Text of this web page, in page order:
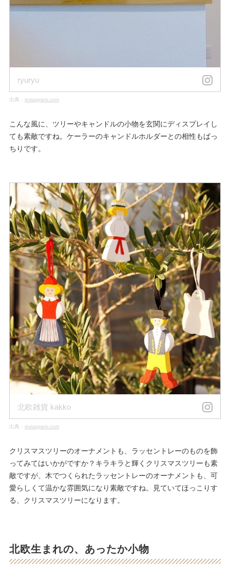
ryuryu
出典： instagram.com
こんな風に、ツリーやキャンドルの小物を玄関にディスプレイし
ても素敵ですね。ケーラーのキャンドルホルダーとの相性もばっ
ちりです。
北欧雑貨 kakko
出典： instagram.com
クリスマスツリーのオーナメントも、ラッセントレーのものを飾
ってみてはいかがですか？キラキラと輝くクリスマスツリーも素
敵ですが、木でつくられたラッセントレーのオーナメントも、可
愛らしくて温かな雰囲気になり素敵ですね。見ていてほっこりす
る、クリスマスツリーになります。
北欧生まれの、あったか小物